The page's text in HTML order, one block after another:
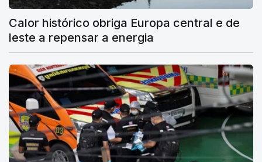
Calor histórico obriga Europa central e de
leste a repensar a energia